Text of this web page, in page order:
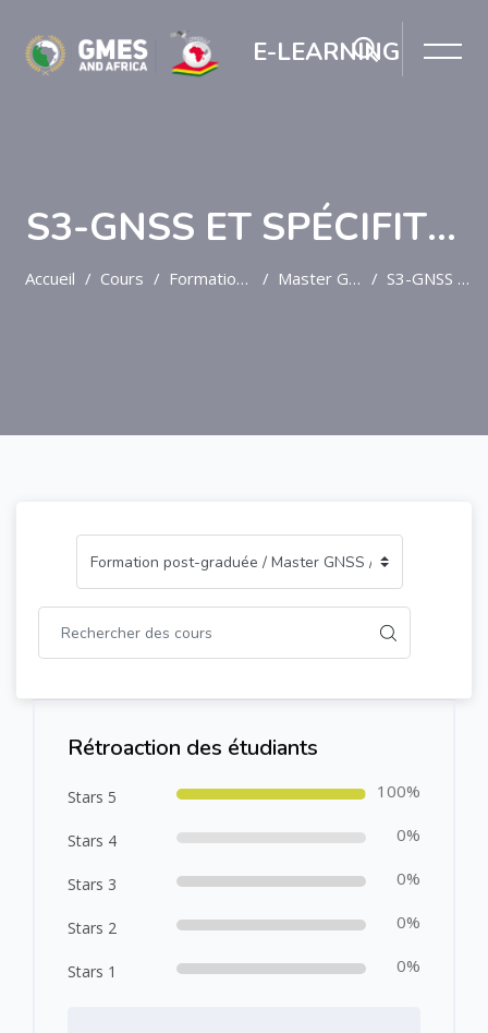
E-LEARNING
S3-GNSS ET SPÉCIFITÉ AFRICAINE
Accueil Cours Formation Post-Graduée Master GNSS S3-GNSS Et Spécifité Africaine
Rétroaction des étudiants
Stars 5 100%
Stars 4 0%
Stars 3 0%
Stars 2 0%
Stars 1 0%